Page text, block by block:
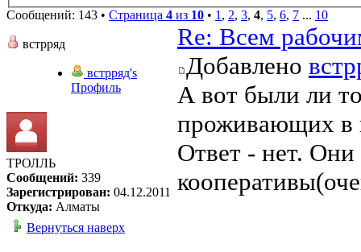
Сообщений: 143 • Страница 4 из 10 • 1, 2, 3, 4, 5, 6, 7 ... 10
встрряд
встрряд's
Профиль
ТРОЛЛЬ
Сообщений: 339
Зарегистрирован: 04.12.2011
Откуда: Алматы
Re: Всем
Добавлено
А вот были ли
проживающих в
Ответ - нет.
Вернуться наверх